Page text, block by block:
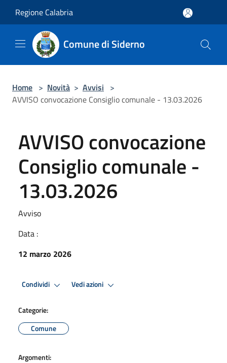
Regione Calabria
Comune di Siderno
Home > Novità > Avvisi >
AVVISO convocazione Consiglio comunale - 13.03.2026
AVVISO convocazione
Consiglio comunale -
13.03.2026
Avviso
Data :
12 marzo 2026
Condividi Vedi azioni
Categorie:
Comune
Argomenti: